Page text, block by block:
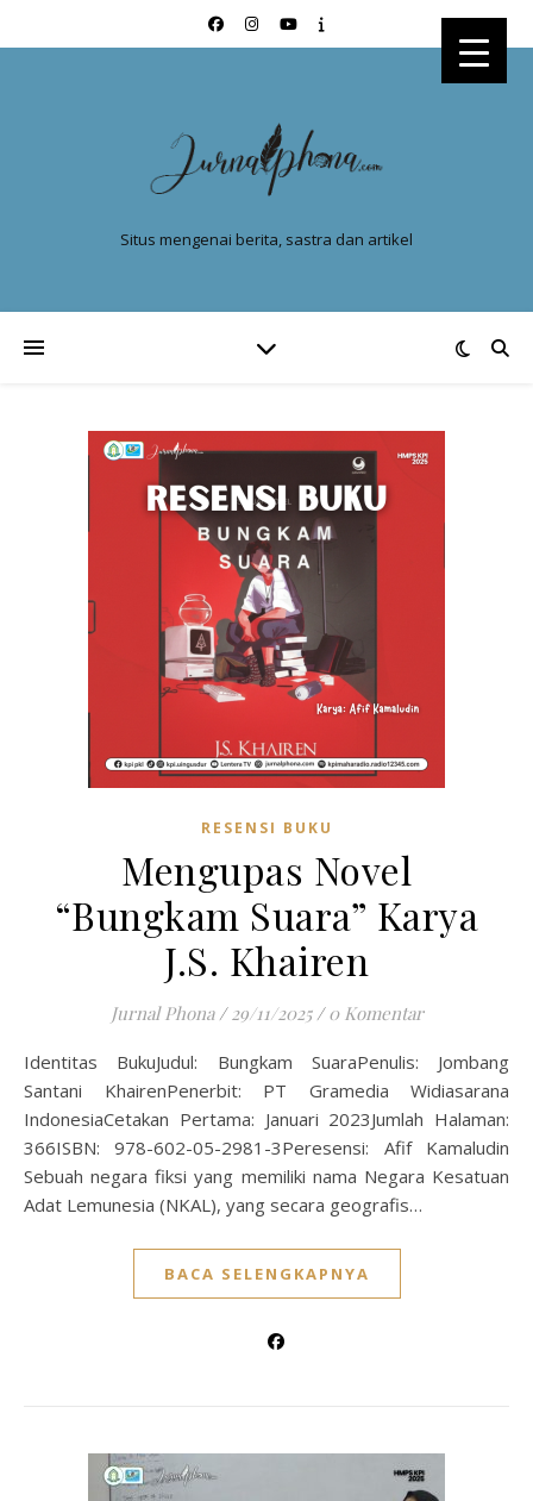
Situs mengenai berita, sastra dan artikel
RESENSI BUKU
Mengupas Novel
“Bungkam Suara” Karya
J.S. Khairen
Jurnal Phona / 29/11/2025 / 0 Komentar
Identitas BukuJudul: Bungkam SuaraPenulis: Jombang
Santani KhairenPenerbit: PT Gramedia Widiasarana
IndonesiaCetakan Pertama: Januari 2023Jumlah Halaman:
366ISBN: 978-602-05-2981-3Peresensi: Afif Kamaludin
Sebuah negara fiksi yang memiliki nama Negara Kesatuan
Adat Lemunesia (NKAL), yang secara geografis…
BACA SELENGKAPNYA